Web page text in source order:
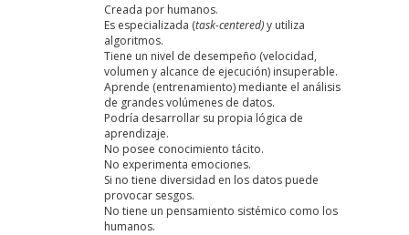
Creada por humanos.
Es especializada (task-centered)y utiliza
algoritmos.
Tiene un nivel de desempeño (velocidad,
volumen y alcance de ejecución) insuperable.
Aprende (entrenamiento) mediante el análisis
de grandes volúmenes de datos.
Podría desarrollar su propia lógica de
aprendizaje.
No posee conocimiento tácito.
No experimenta emociones.
Si no tiene diversidad en los datos puede
provocar sesgos.
No tiene un pensamiento sistémico como los
humanos.